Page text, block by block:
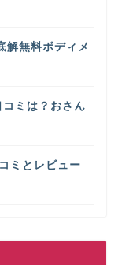
解無料ボディメ
ミは？おさん
ミとレビュー